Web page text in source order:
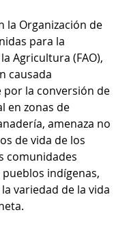
la Organización de
para la
Agricultura (FAO),
causada
la conversión de
en zonas de
amenaza no
de vida de los
comunidades
indígenas,
variedad de la vida